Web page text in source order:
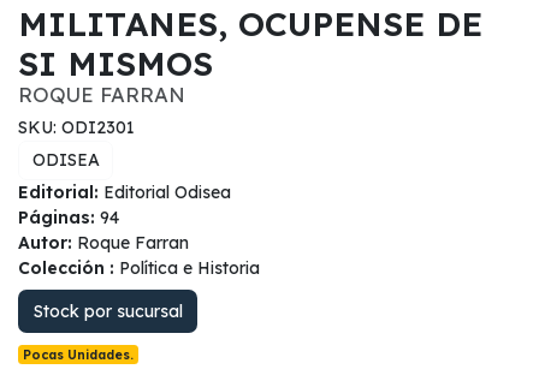
MILITANES, OCUPENSE DE
SI MISMOS
ROQUE FARRAN
SKU: ODI2301
ODISEA
Editorial: Editorial Odisea
Páginas: 94
Autor: Roque Farran
Colección : Política e Historia
Stock por sucursal
Pocas Unidades.